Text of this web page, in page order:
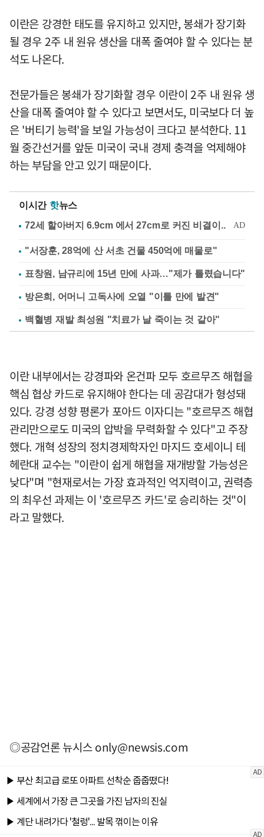
이란은 강경한 태도를 유지하고 있지만, 봉쇄가 장기화
될 경우 2주 내 원유 생산을 대폭 줄여야 할 수 있다는 분
석도 나온다.
전문가들은 봉쇄가 장기화할 경우 이란이 2주 내 원유 생
산을 대폭 줄여야 할 수 있다고 보면서도, 미국보다 더 높
은 '버티기 능력'을 보일 가능성이 크다고 분석한다. 11
월 중간선거를 앞둔 미국이 국내 경제 충격을 억제해야
하는 부담을 안고 있기 때문이다.
이시간 핫뉴스
"서장훈, 28억에 산 서초 건물 450억에 매물로"
표창원, 남규리에 15년 만에 사과…"제가 틀렸습니다"
방은희, 어머니 고독사에 오열 "이틀 만에 발견"
백혈병 재발 최성원 "치료가 날 죽이는 것 같아"
이란 내부에서는 강경파와 온건파 모두 호르무즈 해협을
핵심 협상 카드로 유지해야 한다는 데 공감대가 형성돼
있다. 강경 성향 평론가 포아드 이자디는 "호르무즈 해협
관리만으로도 미국의 압박을 무력화할 수 있다"고 주장
했다. 개혁 성장의 정치경제학자인 마지드 호세이니 테
헤란대 교수는 "이란이 쉽게 해협을 재개방할 가능성은
낮다"며 "현재로서는 가장 효과적인 억지력이고, 권력층
의 최우선 과제는 이 '호르무즈 카드'로 승리하는 것"이
라고 말했다.
◎공감언론 뉴시스only@newsis.com